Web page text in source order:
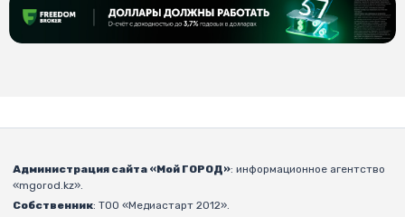
Администрация сайта «Мой ГОРОД»: информационное агентство
«mgorod.kz».
Собственник: ТОО «Медиастарт 2012».